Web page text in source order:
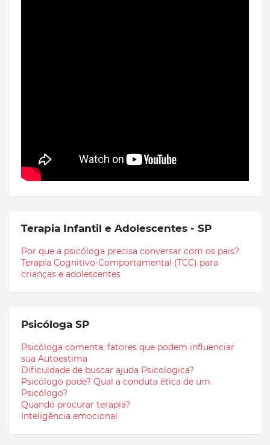
Terapia Infantil e Adolescentes - SP
Por que a psicóloga precisa conversar com os pais?
Terapia Cognitivo-Comportamental (TCC) para
crianças e adolescentes
Psicóloga SP
Psicóloga comenta: fatores que podem influenciar
sua Autoestima
Dificuldade de buscar ajuda Psicologica?
Psicólogo pode? Qual a conduta ética de um
Psicólogo?
Quando procurar terapia?
Inteligência emocional